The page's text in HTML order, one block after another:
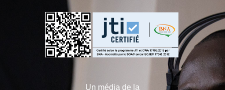
Un média de la